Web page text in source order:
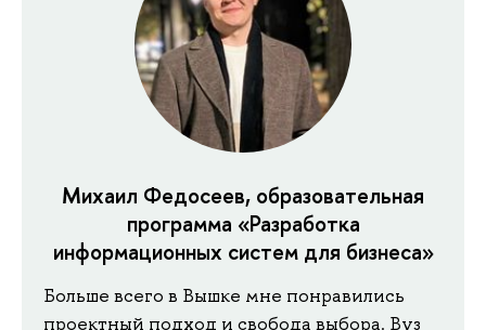
Михаил Федосеев, образовательная
программа «Разработка
информационных систем для бизнеса»
Больше всего в Вышке мне понравились
проектный подход и свобода выбора. Вуз